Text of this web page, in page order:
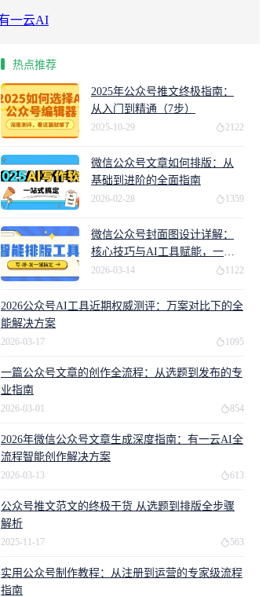
热点推荐
2025年公众号推文终极指南：
从入门到精通（7步）
2025-10-29 2122
微信公众号文章如何排版：从
基础到进阶的全面指南
2026-02-28 1359
微信公众号封面图设计详解：
核心技巧与AI工具赋能，一分
钟提升点击率
2026-03-14 1122
2026公众号AI工具近期权威测评：万案对比下的全
能解决方案
2026-03-17 1095
一篇公众号文章的创作全流程：从选题到发布的专
业指南
2026-03-01 854
2026年微信公众号文章生成深度指南：有一云AI全
流程智能创作解决方案
2026-03-13 613
公众号推文范文的终极干货 从选题到排版全步骤
解析
2025-11-17 563
实用公众号制作教程：从注册到运营的专家级流程
指南